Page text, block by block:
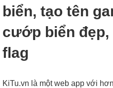
biển, tạo tên
cướp biển đẹp,
flag
KiTu.vn là một web app với hơn